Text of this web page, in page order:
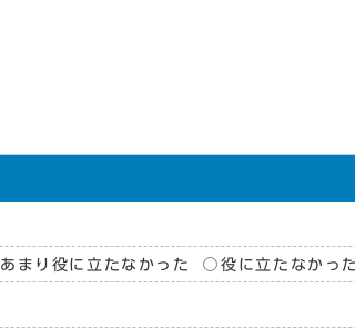
あまり役に立たなかった 役に立たなかっ